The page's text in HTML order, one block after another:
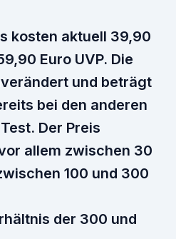
kosten aktuell 39,90
Euro UVP. Die
und beträgt
bei den anderen
Der Preis
allem zwischen 30
100 und 300
der 300 und